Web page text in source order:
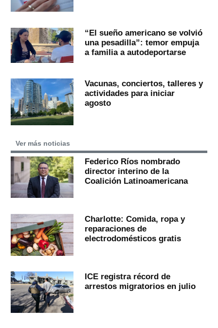
“El sueño americano se volvió
una pesadilla”: temor empuja
a familia a autodeportarse
Vacunas, conciertos, talleres y
actividades para iniciar
agosto
Ver más noticias
Federico Ríos nombrado
director interino de la
Coalición Latinoamericana
Charlotte: Comida, ropa y
reparaciones de
electrodomésticos gratis
ICE registra récord de
arrestos migratorios en julio